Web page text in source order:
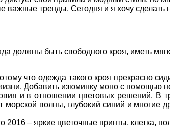
тренды. Сегодня и я хочу сделать
должны быть свободного кроя, иметь
что одежда такого кроя прекрасно
Добавить изюминку моно с помощью
и в отношении цветовых решений. В
волны, глубокий синий и многие
– яркие цветочные принты, клетка,